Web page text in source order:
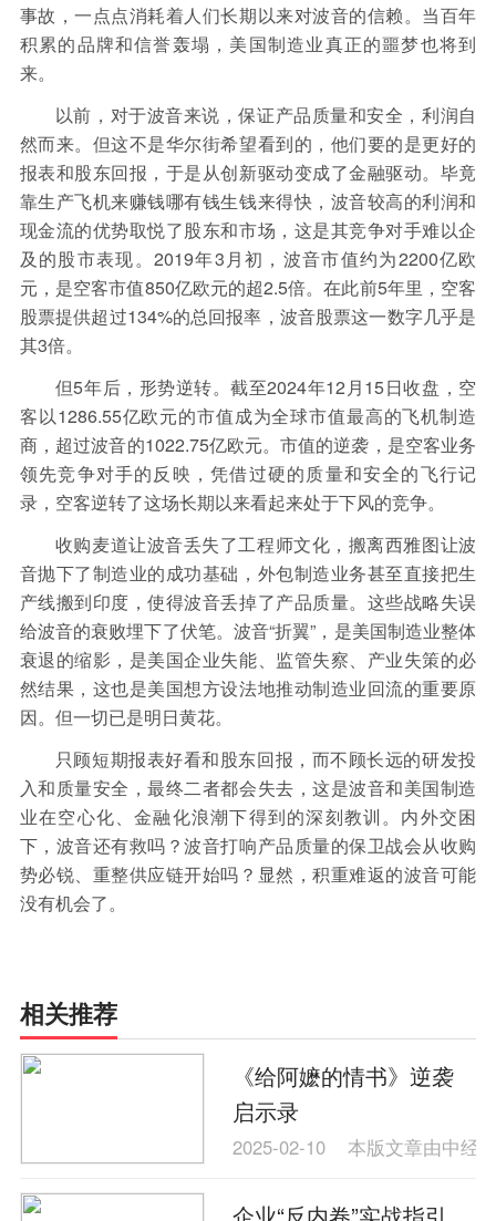
事故，一点点消耗着人们长期以来对波音的信赖。当百年
积累的品牌和信誉轰塌，美国制造业真正的噩梦也将到
来。
以前，对于波音来说，保证产品质量和安全，利润自
然而来。但这不是华尔街希望看到的，他们要的是更好的
报表和股东回报，于是从创新驱动变成了金融驱动。毕竟
靠生产飞机来赚钱哪有钱生钱来得快，波音较高的利润和
现金流的优势取悦了股东和市场，这是其竞争对手难以企
及的股市表现。2019年3月初，波音市值约为2200亿欧
元，是空客市值850亿欧元的超2.5倍。在此前5年里，空客
股票提供超过134%的总回报率，波音股票这一数字几乎是
其3倍。
但5年后，形势逆转。截至2024年12月15日收盘，空
客以1286.55亿欧元的市值成为全球市值最高的飞机制造
商，超过波音的1022.75亿欧元。市值的逆袭，是空客业务
领先竞争对手的反映，凭借过硬的质量和安全的飞行记
录，空客逆转了这场长期以来看起来处于下风的竞争。
收购麦道让波音丢失了工程师文化，搬离西雅图让波
音抛下了制造业的成功基础，外包制造业务甚至直接把生
产线搬到印度，使得波音丢掉了产品质量。这些战略失误
给波音的衰败埋下了伏笔。波音“折翼”，是美国制造业整体
衰退的缩影，是美国企业失能、监管失察、产业失策的必
然结果，这也是美国想方设法地推动制造业回流的重要原
因。但一切已是明日黄花。
只顾短期报表好看和股东回报，而不顾长远的研发投
入和质量安全，最终二者都会失去，这是波音和美国制造
业在空心化、金融化浪潮下得到的深刻教训。内外交困
下，波音还有救吗？波音打响产品质量的保卫战会从收购
势必锐、重整供应链开始吗？显然，积重难返的波音可能
没有机会了。
相关推荐
《给阿嬷的情书》逆袭
启示录
2025-02-10 本版文章由中经